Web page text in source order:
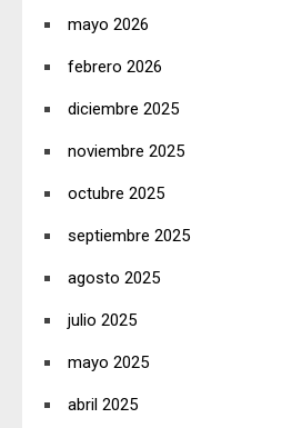
mayo 2026
febrero 2026
diciembre 2025
noviembre 2025
octubre 2025
septiembre 2025
agosto 2025
julio 2025
mayo 2025
abril 2025